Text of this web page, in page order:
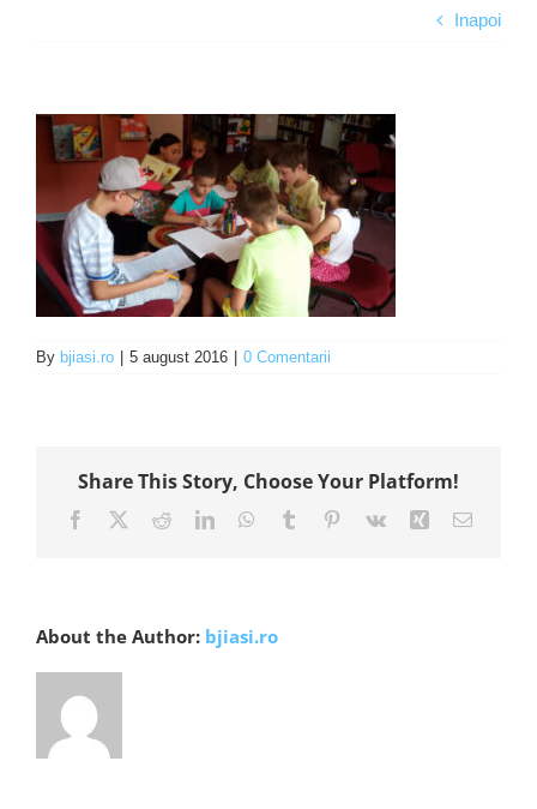
Inapoi
By bjiasi.ro 5 august 2016 0 Comentarii
Share This Story, Choose Your Platform!
Facebook RedditLinkedInWhatsApp
Tumblr Pinterest
Vk Xing E-
About the Author: bjiasi.ro